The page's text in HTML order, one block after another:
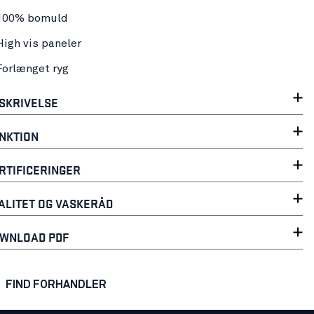
bomuld
vis paneler
ryg
OG VASKERÅD
PDF
FIND FORHANDLER